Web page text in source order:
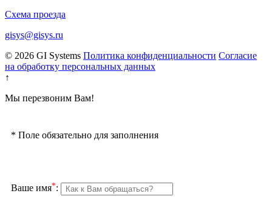
Схема проезда
gisys@gisys.ru
© 2026 GI Systems Политика конфиденциальности Согласие
на обработку персональных данных
↑
Мы перезвоним Вам!
* Поле обязательно для заполнения
Ваше имя*: